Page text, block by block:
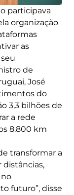
participava
organização
as
de
José
do
3,3 bilhões de
a rede
8.800 km
transformar a
distâncias,
futuro”, disse